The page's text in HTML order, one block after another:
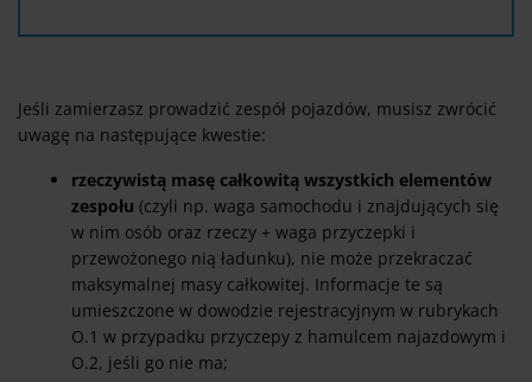
Jeśli zamierzasz prowadzić zespół pojazdów, musisz zwrócić
uwagę na następujące kwestie:
rzeczywistą masę całkowitą wszystkich elementów
zespołu (czyli np. waga samochodu i znajdujących się
w nim osób oraz rzeczy + waga przyczepki i
przewożonego nią ładunku), nie może przekraczać
maksymalnej masy całkowitej. Informacje te są
umieszczone w dowodzie rejestracyjnym w rubrykach
O.1 w przypadku przyczepy z hamulcem najazdowym i
O.2, jeśli go nie ma;